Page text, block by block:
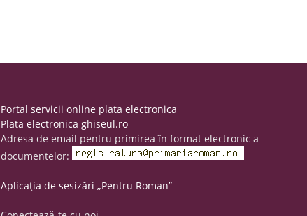
Portal servicii online plata electronica
Plata electronica ghiseul.ro
Adresa de email pentru primirea în format electronic a
documentelor:
Aplicația de sesizări „Pentru Roman”